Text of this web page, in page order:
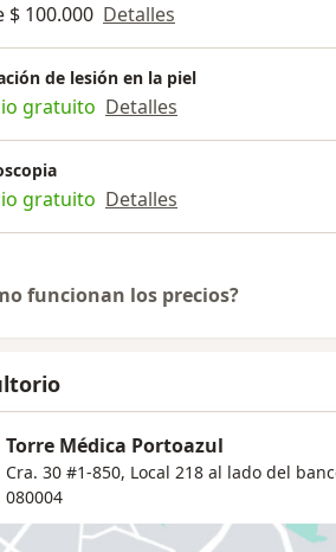
$ 100.000 Detalles
de lesión en la piel
gratuito Detalles
gratuito Detalles
funcionan los precios?
Torre Médica Portoazul
Cra. 30 #1-850, Local 218 al lado del
080004